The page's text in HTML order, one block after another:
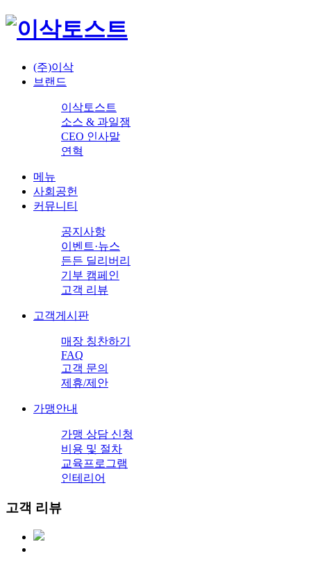
(주)이삭
브랜드
이삭토스트
소스 & 과일잼
CEO 인사말
연혁
메뉴
사회공헌
커뮤니티
공지사항
이벤트·뉴스
든든 딜리버리
기부 캠페인
고객 리뷰
고객게시판
매장 칭찬하기
FAQ
고객 문의
제휴/제안
가맹안내
가맹 상담 신청
비용 및 절차
교육프로그램
인테리어
고객 리뷰